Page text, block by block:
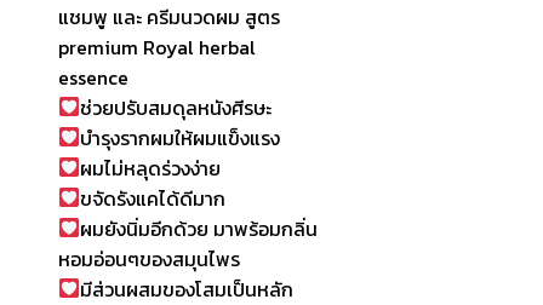
แชมพู และ ครีมนวดผม สูตร
premium Royal herbal
essence
ช่วยปรับสมดุลหนังศีรษะ
บำรุงรากผมให้ผมแข็งแรง
ผมไม่หลุดร่วงง่าย
ขจัดรังแคได้ดีมาก
ผมยังนิ่มอีกด้วย มาพร้อมกลิ่น
หอมอ่อนๆของสมุนไพร
มีส่วนผสมของโสมเป็นหลัก